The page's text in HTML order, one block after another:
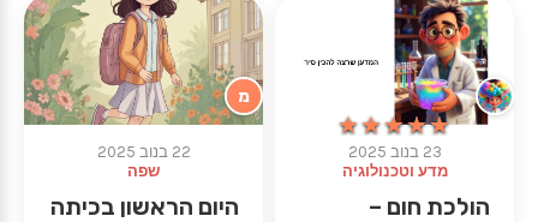
★★★★★
★★★★★
23 בנוב 2025
מדע וטכנולוגיה
הולכת חום –
מ
22 בנוב 2025
שפה
היום הראשון בכיתה